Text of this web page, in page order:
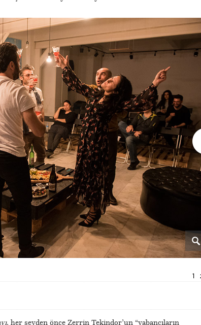
1
, her şeyden önce Zerrin Tekindor’un “yabancıların